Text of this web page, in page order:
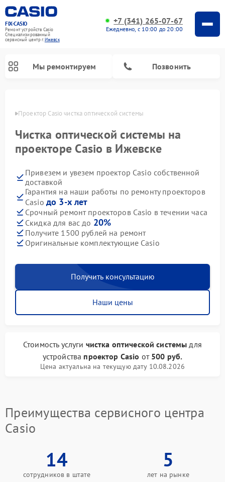
FIX-CASIO
Ремонт устройств Casio
Специализированный
cервисный центр г.Ижевск
+7 (341) 265-07-67
Ежедневно, с 10:00 до 20:00
Мы ремонтируем Позвонить
Проектор Casio чистка оптической системы
Чистка оптической системы на
проекторе Casio в Ижевске
Привезем и увезем проектор Casio собственной
доставкой
Гарантия на наши работы по ремонту проекторов
Casio до 3-х лет
Срочный ремонт проекторов Casio в течении часа
Скидка для вас до 20%
Получите 1500 рублей на ремонт
Оригинальные комплектующие Casio
Получить консультацию
Наши цены
Стоимость услуги чистка оптической системы для
устройства проектор Casio от 500 руб.
Цена актуальна на текущую дату 10.08.2026
Преимущества сервисного центра
Casio
14
сотрудников в штате
5
лет на рынке